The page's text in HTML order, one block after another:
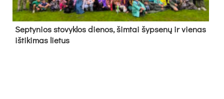
Sep­ty­nios sto­vyk­los die­nos, šim­tai šyp­se­nų ir vie­nas
iš­ti­ki­mas lie­tus